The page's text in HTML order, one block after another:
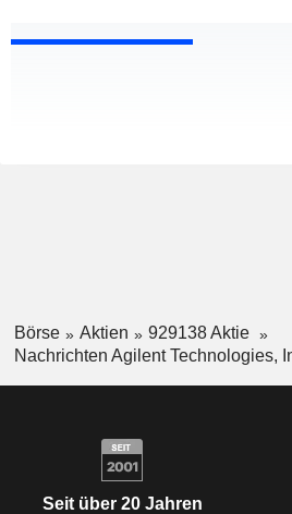
Börse Aktien
929138 Aktie
Nachrichten Agilent Technologies,
Seit über 20 Jahren